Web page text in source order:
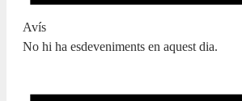
Avís
No hi ha esdeveniments en aquest dia.